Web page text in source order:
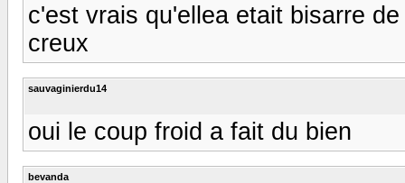
c'est vrais qu'ellea etait bisarre
creux
sauvaginierdu14
oui le coup froid a fait du bien
bevanda